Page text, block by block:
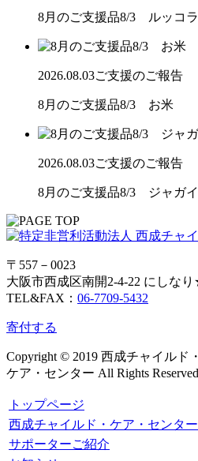
8月のご支援品8/3 ルッコ
2026.08.03ご支援のご報告
8月のご支援品8/3 お米
2026.08.03ご支援のご報告
8月のご支援品8/3 ジャガ
〒557－0023
大阪市西成区南開2-4-22 にしな
TEL&FAX： 06-7709-5432
寄付する
Copyright © 2019 西成チャイルド・
ケア・センター All Rights
トップページ
西成チャイルド・ケア・センタ
サポーターご紹介